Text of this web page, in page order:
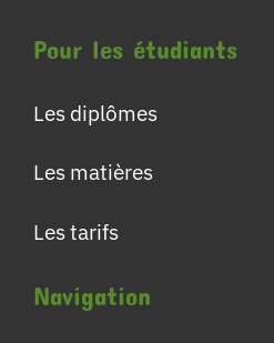
Pour les étudiants
Les diplômes
Les matières
Les tarifs
Navigation